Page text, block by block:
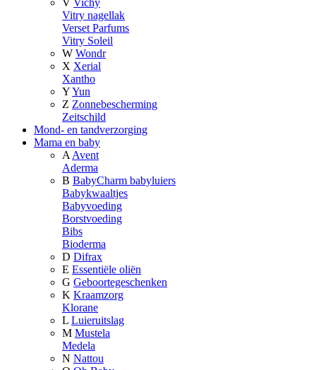
V Vichy
Vitry nagellak
Verset Parfums
Vitry Soleil
W Wondr
X Xerial
Xantho
YYun
Z Zonnebescherming
Zeitschild
Mond- en tandverzorging
Mama en baby
A Avent
Aderma
B BabyCharm babyluiers
Babykwaaltjes
Babyvoeding
Borstvoeding
Bibs
Bioderma
D Difrax
E Essentiële oliën
G Geboortegeschenken
K Kraamzorg
Klorane
L Luieruitslag
M Mustela
Medela
N Nattou